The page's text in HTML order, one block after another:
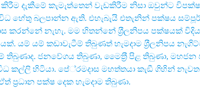
දැකීමේ කැමැත්තෙන් වැඩකිරීම නිසා ඔවුන්ට
හේතු බලපාන්න ඇති. එහැබැයි එතැනින් පක්ෂය
කරන්නේ නැහැ. මම හිතන්නේ ශ‍්‍රීලනිපය පක්ෂයක්
යම් යම් කඩාවැටීම් තිබුණත් හැමදාම ශ‍්‍රීලනිපය
තිබුණාද. ජනවේගය තිබුණා, මෛත‍්‍රී පිළ තිබුණා, මහජන
කල්ලි හිටියා. පේ‍්‍රමදාස මහත්තයා කැඞී ගිහින් නැවත
ප‍්‍රධාන පක්ෂ දෙක හැමදාම තිබුණා.